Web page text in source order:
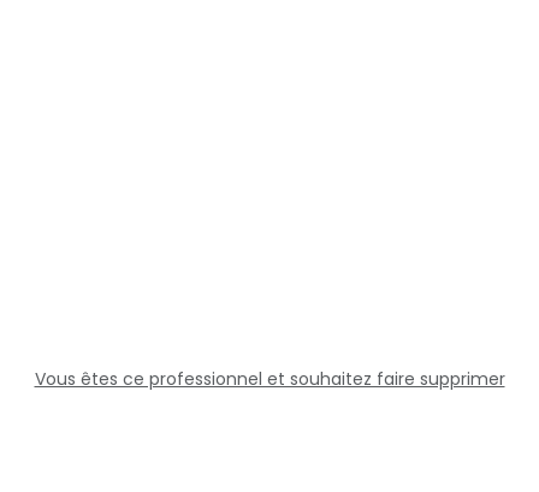
Vous êtes ce professionnel et souhaitez faire supprimer